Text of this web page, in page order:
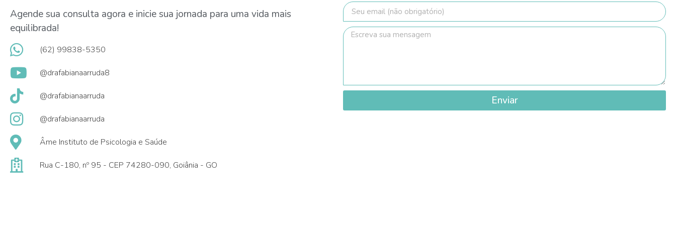
Agende sua consulta agora e inicie sua jornada para uma vida mais
equilibrada!
(62) 99838-5350
@drafabianaarruda8
@drafabianaarruda
@drafabianaarruda
Âme Instituto de Psicologia e Saúde
Rua C-180, nº 95 - CEP 74280-090, Goiânia - GO
Enviar